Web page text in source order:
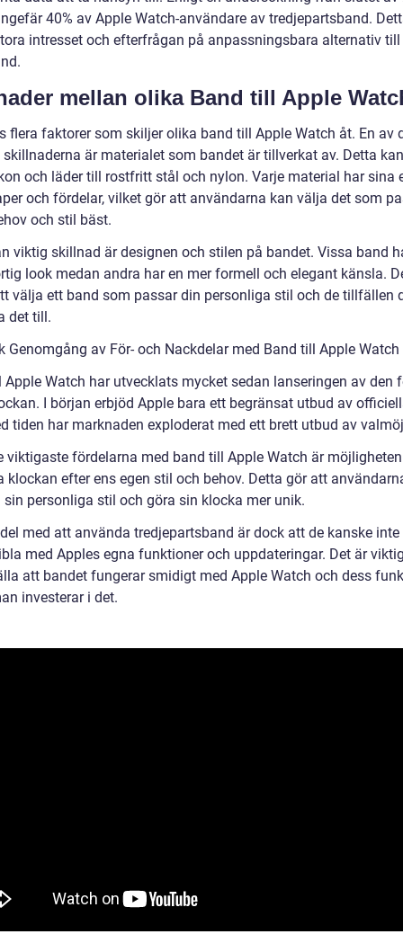
40% av Apple Watch-användare av tredjepartsband.
intresset och efterfrågan på anpassningsbara alternativ till
mellan olika Band till Apple
flera faktorer som skiljer olika band till Apple Watch åt. En av
är materialet som bandet är tillverkat av. Detta
och läder till rostfritt stål och nylon. Varje material har sina
och fördelar, vilket gör att användarna kan välja det som
och stil bäst.
viktig skillnad är designen och stilen på bandet. Vissa band
look medan andra har en mer formell och elegant känsla.
välja ett band som passar din personliga stil och de tillfällen
det till.
Genomgång av För- och Nackdelar med Band till Apple Watch
Apple Watch har utvecklats mycket sedan lanseringen av den
I början erbjöd Apple bara ett begränsat utbud av
tiden har marknaden exploderat med ett brett utbud av
viktigaste fördelarna med band till Apple Watch är
klockan efter ens egen stil och behov. Detta gör att
sin personliga stil och göra sin klocka mer unik.
med att använda tredjepartsband är dock att de kanske
med Apples egna funktioner och uppdateringar. Det är
att bandet fungerar smidigt med Apple Watch och dess
investerar i det.